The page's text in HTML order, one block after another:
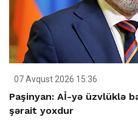
07 Avqust 2026 15:36
Paşinyan: Aİ-yə üzvlüklə
şərait yoxdur